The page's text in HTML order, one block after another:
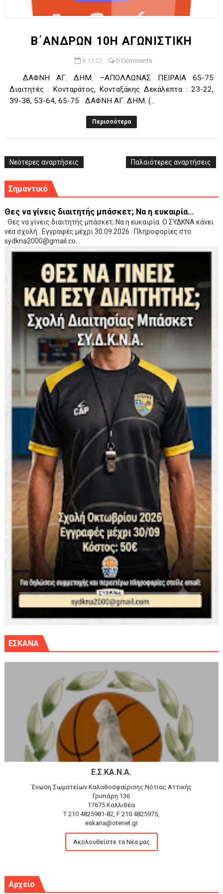
ΧΡΟΝΙΑ ΠΟΛΛΑ ΣΤΟ ΕΛΛΗΝΙΚΟ ΜΠΑΣΚΕΤ : 39Η ΕΠΕΤΕΙΟΣ ΑΠΟ
Ο δρόμος για τον 29ο τελικό κυπέλλου ανδρών ΕΣΚΑΝΑ
U21: Τεράστια πρόκριση για τον Πανελευσινιακό στον
Γ΄ανδρών play offs : "Σκληρό" καρύδι η Φιλία Περάματος
Play off B εφήβων Β φάση Στο f4 ΑΕ Ρέντη, Πέρα , Ερμής
Β΄ΑΝΔΡΩΝ 10Η ΑΓΩΝΙΣΤΙΚΗ
8.12.22 0 Comments
ΔΑΦΝΗ ΑΓ. ΔΗΜ. –ΑΠΟΛΛΩΝΑΣ ΠΕΙΡΑΙΑ 65-75
Διαιτητές : Κονταράτος, Κονταξάκης Δεκάλεπτα : 23-22,
39-38, 53-64, 65-75 ΔΑΦΝΗ ΑΓ. ΔΗΜ. (...
Περισσότερα
Νεότερες αναρτήσεις Παλαιότερες αναρτήσεις
Σημαντικό
Θες να γίνεις διαιτητής μπάσκετ; Να η ευκαιρία...
Θες να γίνεις διαιτητής μπάσκετ; Να η ευκαιρία. Ο ΣΥΔΚΝΑ κάνει
νέα σχολή . Εγγραφές μέχρι 30.09.2026 . Πληροφορίες στο
sydkna2000@gmail.co...
ΕΣΚΑΝΑ
Ε.Σ.ΚΑ.Ν.Α.
Ένωση Σωματείων Καλαθοσφαίρισης Νότιας Αττικής
Γρυπάρη 136
17675 Καλλιθέα
T 210 4825981-82, F 210 4825975,
eskana@otenet.gr
Ακολουθείστε τα Νέα μας
Αρχείο